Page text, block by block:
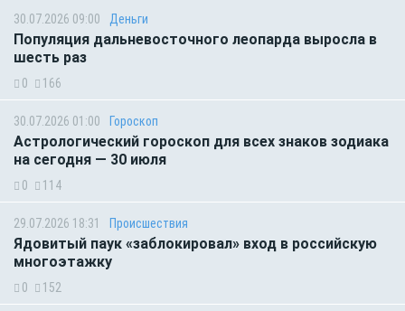
30.07.2026 09:00 Деньги
Популяция дальневосточного леопарда выросла в
шесть раз
0 166
30.07.2026 01:00 Гороскоп
Астрологический гороскоп для всех знаков зодиака
на сегодня — 30 июля
0 114
29.07.2026 18:31 Происшествия
Ядовитый паук «заблокировал» вход в российскую
многоэтажку
0 152